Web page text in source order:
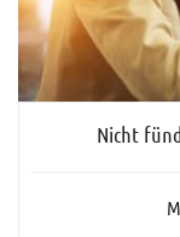
Nicht